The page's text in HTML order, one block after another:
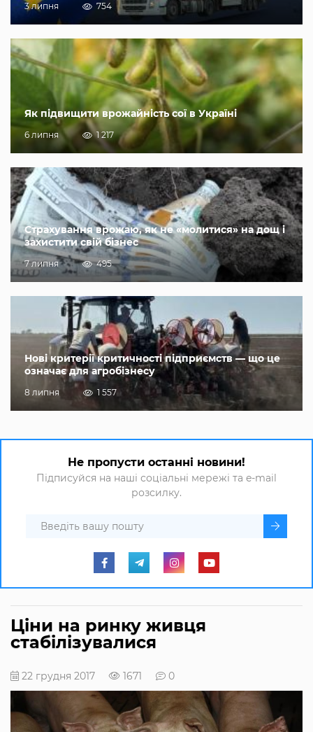
3 липня 754
Як підвищити врожайність сої в Україні
6 липня 1 217
Страхування врожаю, як не «молитися» на дощ і
захистити свій бізнес
7 липня 495
Нові критерії критичності підприємств — що це
означає для агробізнесу
8 липня 1 557
Не пропусти останні новини!
Підписуйся на наші соціальні мережі та e-mail
розсилку.
Ціни на ринку живця
стабілізувалися
22 грудня 2017 1671 0